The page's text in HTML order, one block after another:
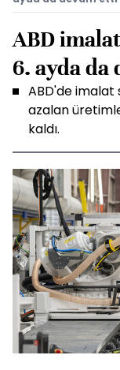
ABD
6. ayda da
ABD'de imalat
azalan
kaldı.